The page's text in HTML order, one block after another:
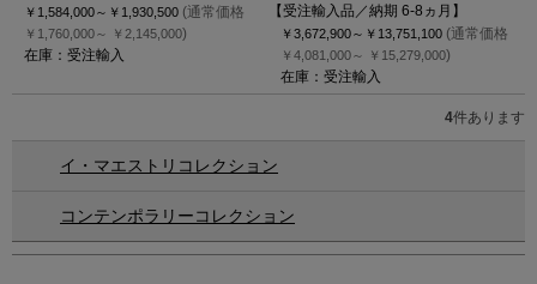
￥1,584,000～ ￥1,930,500 (通常価格
￥1,760,000～ ￥2,145,000)
在庫：受注輸入
【受注輸入品／納期 6-8ヵ月】
￥3,672,900～ ￥13,751,100 (通常価格
￥4,081,000～ ￥15,279,000)
在庫：受注輸入
4件あります
イ・マエストリコレクション
コンテンポラリーコレクション